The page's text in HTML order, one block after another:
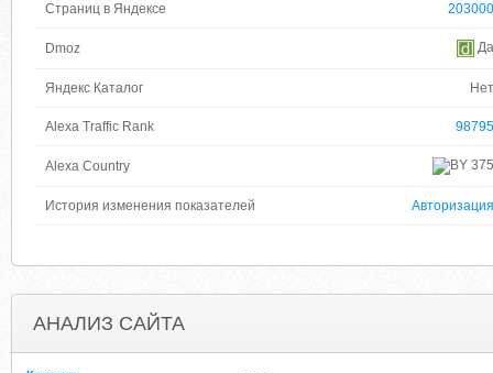
Страниц в Яндексе 203000
Dmoz Да
Яндекс Каталог Нет
Alexa Traffic Rank 98795
Alexa Country 375
История изменения показателей Авторизация
АНАЛИЗ САЙТА